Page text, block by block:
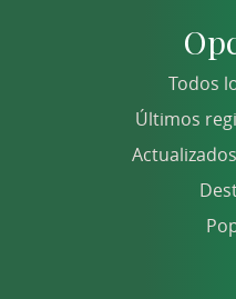
Todos
Últimos